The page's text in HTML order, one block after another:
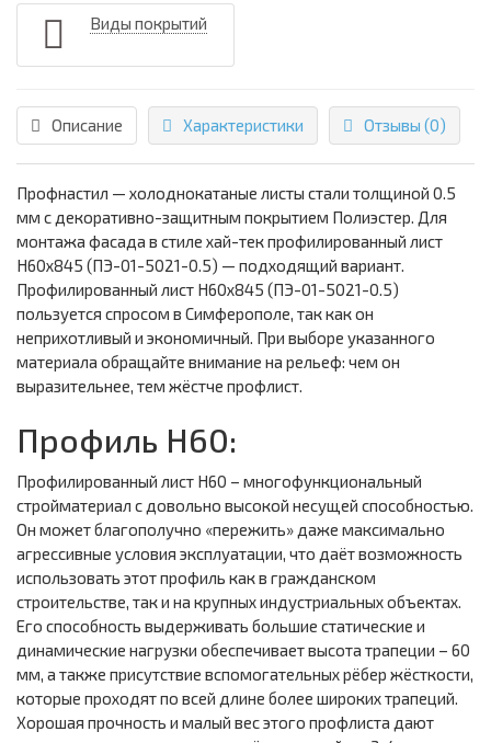
Виды покрытий
Описание Характеристики Отзывы (0)
Профнастил — холоднокатаные листы стали толщиной 0.5
мм с декоративно-защитным покрытием Полиэстер. Для
монтажа фасада в стиле хай-тек профилированный лист
Н60х845 (ПЭ-01-5021-0.5) — подходящий вариант.
Профилированный лист Н60х845 (ПЭ-01-5021-0.5)
пользуется спросом в Симферополе, так как он
неприхотливый и экономичный. При выборе указанного
материала обращайте внимание на рельеф: чем он
выразительнее, тем жёстче профлист.
Профиль Н60:
Профилированный лист Н60 – многофункциональный
стройматериал с довольно высокой несущей способностью.
Он может благополучно «пережить» даже максимально
агрессивные условия эксплуатации, что даёт возможность
использовать этот профиль как в гражданском
строительстве, так и на крупных индустриальных объектах.
Его способность выдерживать большие статические и
динамические нагрузки обеспечивает высота трапеции – 60
мм, а также присутствие вспомогательных рёбер жёсткости,
которые проходят по всей длине более широких трапеций.
Хорошая прочность и малый вес этого профлиста дают